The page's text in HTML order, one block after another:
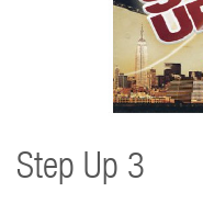
Step Up 3